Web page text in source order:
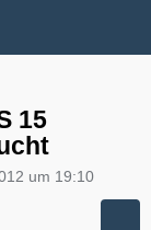
15
um 19:10